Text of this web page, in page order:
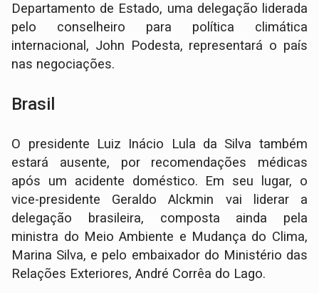
Departamento de Estado, uma delegação liderada
pelo conselheiro para política climática
internacional, John Podesta, representará o país
nas negociações.
Brasil
O presidente Luiz Inácio Lula da Silva também
estará ausente, por recomendações médicas
após um acidente doméstico. Em seu lugar, o
vice-presidente Geraldo Alckmin vai liderar a
delegação brasileira, composta ainda pela
ministra do Meio Ambiente e Mudança do Clima,
Marina Silva, e pelo embaixador do Ministério das
Relações Exteriores, André Corrêa do Lago.